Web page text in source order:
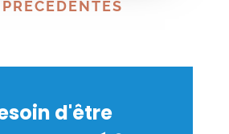
d'être